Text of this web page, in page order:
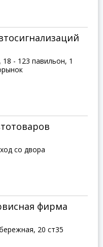
- 123 павильон, 1
со двора
фирма
20 ст35